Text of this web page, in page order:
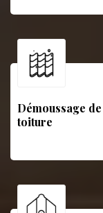
Démoussage de
toiture